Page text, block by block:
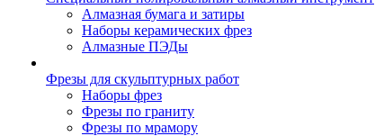
Алмазная бумага и затиры
Наборы керамических фрез
Алмазные ПЭДы
Фрезы для скульптурных работ
Наборы фрез
Фрезы по граниту
Фрезы по мрамору